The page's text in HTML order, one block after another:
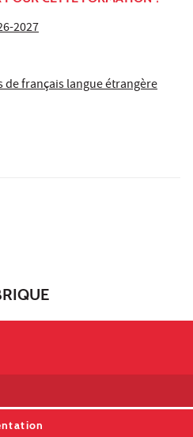
2027
de français langue étrangère